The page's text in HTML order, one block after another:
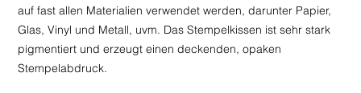
auf fast allen Materialien verwendet werden, darunter Papier,
Glas, Vinyl und Metall, uvm. Das Stempelkissen ist sehr stark
pigmentiert und erzeugt einen deckenden, opaken
Stempelabdruck.